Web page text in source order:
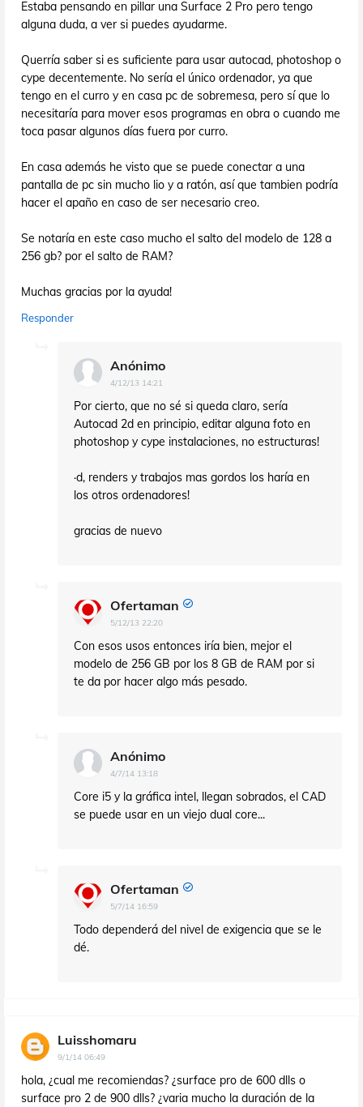
Estaba pensando en pillar una Surface 2 Pro pero tengo
alguna duda, a ver si puedes ayudarme.
Querría saber si es suficiente para usar autocad, photoshop o
cype decentemente. No sería el único ordenador, ya que
tengo en el curro y en casa pc de sobremesa, pero sí que lo
necesitaría para mover esos programas en obra o cuando me
toca pasar algunos días fuera por curro.
En casa además he visto que se puede conectar a una
pantalla de pc sin mucho lio y a ratón, así que tambien podría
hacer el apaño en caso de ser necesario creo.
Se notaría en este caso mucho el salto del modelo de 128 a
256 gb? por el salto de RAM?
Muchas gracias por la ayuda!
Responder
Anónimo
4/12/13 14:21
Por cierto, que no sé si queda claro, sería
Autocad 2d en principio, editar alguna foto en
photoshop y cype instalaciones, no estructuras!
·d, renders y trabajos mas gordos los haría en
los otros ordenadores!
gracias de nuevo
Ofertaman
5/12/13 22:20
Con esos usos entonces iría bien, mejor el
modelo de 256 GB por los 8 GB de RAM por si
te da por hacer algo más pesado.
Anónimo
4/7/14 13:18
Core i5 y la gráfica intel, llegan sobrados, el CAD
se puede usar en un viejo dual core...
Ofertaman
5/7/14 16:59
Todo dependerá del nivel de exigencia que se le
dé.
Luisshomaru
9/1/14 06:49
hola, ¿cual me recomiendas? ¿surface pro de 600 dlls o
surface pro 2 de 900 dlls? ¿varia mucho la duración de la